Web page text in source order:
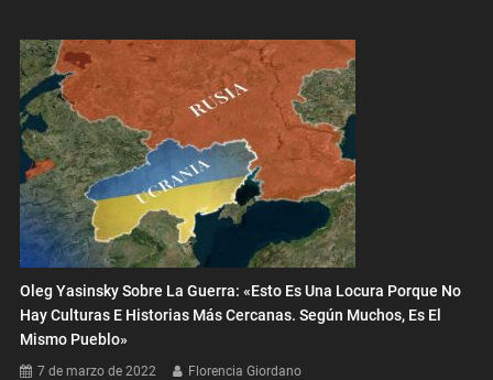
Oleg Yasinsky Sobre La Guerra: «Esto Es Una Locura Porque No
Hay Culturas E Historias Más Cercanas. Según Muchos, Es El
Mismo Pueblo»
7 de marzo de 2022 Florencia Giordano